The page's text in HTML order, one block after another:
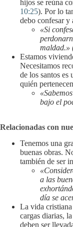
hijos se reúna
10:25). Por lo
debo confesar y
«Si
maldad.»
Estamos
Necesitamos
de los santos es
quién
bajo el
Relacionadas con
Tenemos una
buenas obras.
también de ser
a las
día se
La vida
cargas diarias,
deben ser